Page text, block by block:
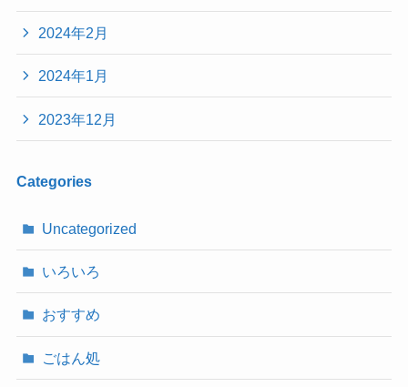
2024年2月
2024年1月
2023年12月
Categories
Uncategorized
いろいろ
おすすめ
ごはん処